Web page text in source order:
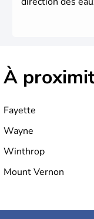
À
Fayette
Wayne
Winthrop
Mount Vernon